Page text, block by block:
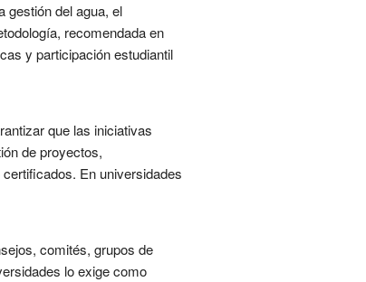
gestión del agua, el
recomendada en
y participación estudiantil
que las iniciativas
de proyectos,
En universidades
comités, grupos de
lo exige como